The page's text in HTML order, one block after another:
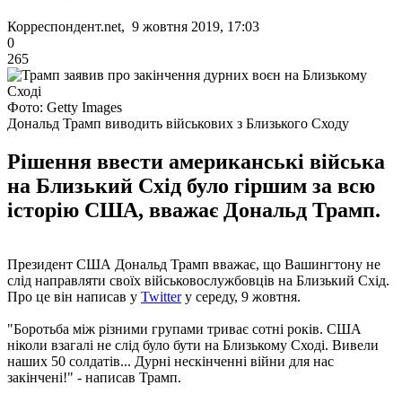
Корреспондент.net, 9 жовтня 2019, 17:03
0
265
Фото: Getty Images
Дональд Трамп виводить військових з Близького Сходу
Рішення ввести американські війська
на Близький Схід було гіршим за всю
історію США, вважає Дональд Трамп.
Президент США Дональд Трамп вважає, що Вашингтону не
слід направляти своїх військовослужбовців на Близький Схід.
Про це він написав у Twitterу середу, 9 жовтня.
"Боротьба між різними групами триває сотні років. США
ніколи взагалі не слід було бути на Близькому Сході. Вивели
наших 50 солдатів... Дурні нескінченні війни для нас
закінчені!" - написав Трамп.